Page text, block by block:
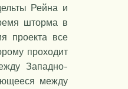
Рейна и
шторма в
проекта все
проходит
Западно-
между